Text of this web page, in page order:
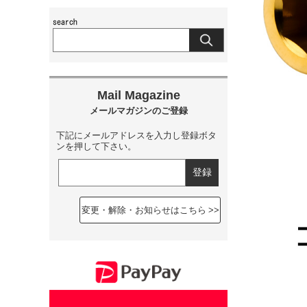
下記にメールアドレスを入力し登録ボタ
ンを押して下さい。
変更・解除・お知らせはこちら